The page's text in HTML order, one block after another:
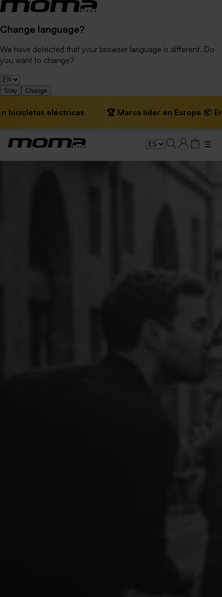
Change language?
We have detected that your browser language is different. Do
you want to change?
Stay Change
eléctricas 🏆 Marca líder en Europa 📦 ×
☰